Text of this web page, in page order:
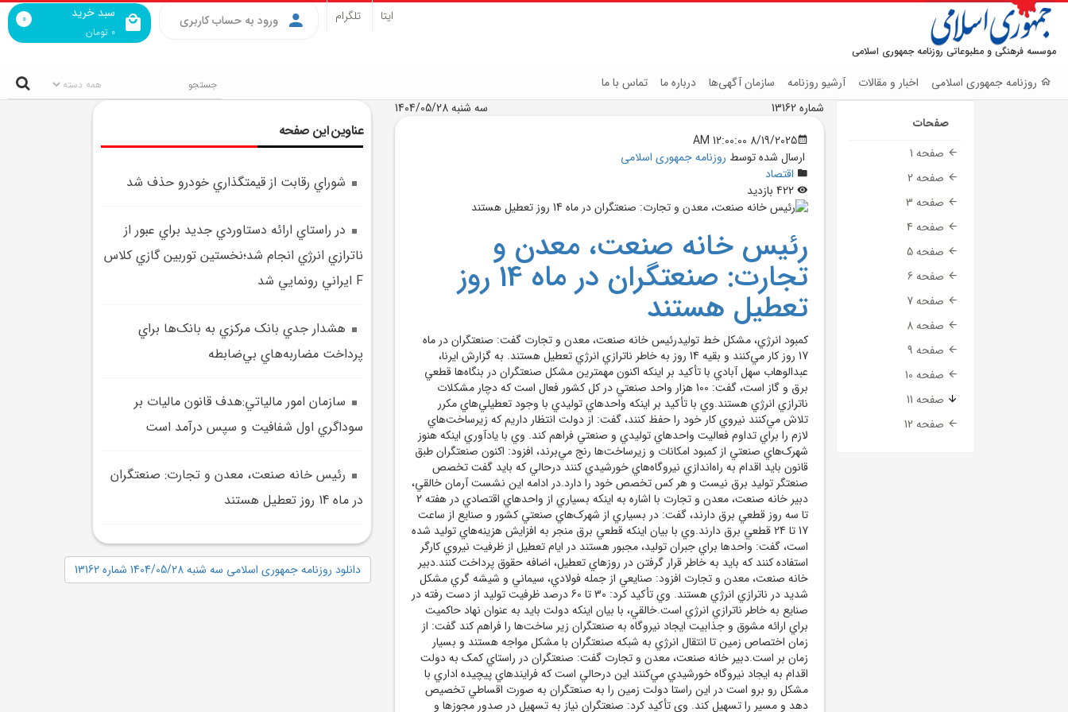
موسسه فرهنگی و مطبوعاتی روزنامه جمهوری اسلامی
سبد خرید
0 تومان
0 ورود به حساب کاربری ایتا تلگرام
روزنامه جمهوری اسلامی اخبار و مقالات آرشیو روزنامه سازمان آگهی‌ها درباره ما تماس با ما
صفحات
صفحه 1
صفحه 2
صفحه 3
صفحه 4
صفحه 5
صفحه 6
صفحه 7
صفحه 8
صفحه 9
صفحه 10
صفحه 11
صفحه 12
شماره 13162
سه شنبه 1404/05/28
8/19/2025 12:00:00 AM
ارسال شده توسط روزنامه جمهوری اسلامی
اقتصاد
رئيس خانه صنعت، معدن و
تجارت: صنعتگران در ماه 14 روز
تعطيل هستند
کمبود انرژي، مشکل خط توليدرئيس خانه صنعت، معدن و تجارت گفت: صنعتگران در ماه
17 روز کار مي‌کنند و بقيه 14 روز به خاطر ناترازي انرژي تعطيل هستند. به گزارش ايرنا،
عبدالوهاب سهل آبادي با تأکيد بر اينکه اکنون مهمترين مشکل صنعتگران در بنگاه‌ها قطعي
برق و گاز است، گفت: 100 هزار واحد صنعتي در کل کشور فعال است که دچار مشکلات
ناترازي انرژي هستند.وي با تأکيد بر اينکه واحدهاي توليدي با وجود تعطيلي‌هاي مکرر
تلاش مي‌کنند نيروي کار خود را حفظ کنند، گفت: از دولت انتظار داريم که زيرساخت‌هاي
لازم را براي تداوم فعاليت واحدهاي توليدي و صنعتي فراهم کند. وي با يادآوري اينکه هنوز
شهرک‌هاي صنعتي از کمبود امکانات و زيرساخت‌ها رنج مي‌برند، افزود: اکنون صنعتگران طبق
قانون بايد اقدام به راه‌اندازي نيروگاه‌هاي خورشيدي کنند درحالي که بايد گفت تخصص
صنعتگر توليد برق نيست و هر کس تخصص خود را دارد.در ادامه اين نشست آرمان خالقي،
دبير خانه صنعت، معدن و تجارت با اشاره به اينکه بسياري از واحدهاي اقتصادي در هفته 2
تا سه روز قطعي برق دارند، گفت: در بسياري از شهرک‌هاي صنعتي کشور و صنايع از ساعت
17 تا 24 قطعي برق دارند.وي با بيان اينکه قطعي برق منجر به افزايش هزينه‌هاي توليد شده
است، گفت: واحدها براي جبران توليد، مجبور هستند در ايام تعطيل از ظرفيت نيروي کارگر
استفاده کنند که بايد به خاطر قرار گرفتن در روزهاي تعطيل، اضافه حقوق پرداخت کنند.دبير
خانه صنعت، معدن و تجارت افزود: صنايعي از جمله فولادي، سيماني و شيشه گري مشکل
شديد در ناترازي انرژي هستند. وي تأکيد کرد: 30 تا 60 درصد ظرفيت توليد از دست رفته در
صنايع به خاطر ناترازي انرژي است.خالقي، با بيان اينکه دولت بايد به عنوان نهاد حاکميت
براي ارائه مشوق و جذابيت ايجاد نيروگاه به صنعتگران زير ساخت‌ها را فراهم کند گفت: از
زمان اختصاص زمين تا انتقال انرژي به شبکه صنعتگران با مشکل مواجه هستند و بسيار
زمان بر است.دبير خانه صنعت، معدن و تجارت گفت: صنعتگران در راستاي کمک به دولت
اقدام به ايجاد نيروگاه خورشيدي مي‌کنند اين درحالي است که فرايندهاي پيچيده اداري با
مشکل رو برو است در اين راستا دولت زمين را به صنعتگران به صورت اقساطي تخصيص
دهد و مسير را تسهيل کند. وي تأکيد کرد: صنعتگران نياز به تسهيل در صدور مجوزها و
عناوین این صفحه
شوراي رقابت از قيمتگذاري خودرو حذف شد
در راستاي ارائه دستاوردي جديد براي عبور از
ناترازي انرژي انجام شد؛نخستين توربين گازي کلاس
F ايراني رونمايي شد
هشدار جدي بانک مرکزي به بانک‌ها براي
پرداخت مضاربه‌هاي بي‌ضابطه
سازمان امور مالياتي:هدف قانون ماليات بر
سوداگري اول شفافيت و سپس درآمد است
رئيس خانه صنعت، معدن و تجارت: صنعتگران
در ماه 14 روز تعطيل هستند
دانلود روزنامه جمهوری اسلامی سه شنبه 1404/05/28 شماره 13162